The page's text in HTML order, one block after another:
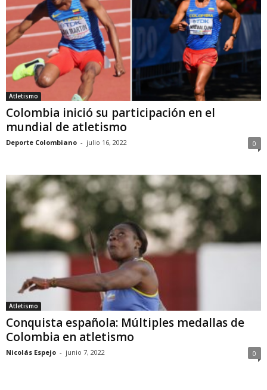
Atletismo
Colombia inició su participación en el
mundial de atletismo
Deporte Colombiano - julio 16, 2022 0
Atletismo
Conquista española: Múltiples medallas de
Colombia en atletismo
Nicolás Espejo - junio 7, 2022 0